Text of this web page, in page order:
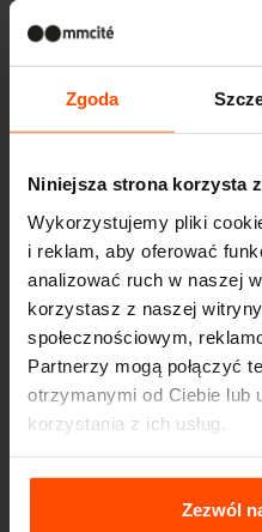
Zgoda
Niniejsza strona korzysta
Wykorzystujemy pliki
i reklam, aby oferować
analizować ruch w naszej
korzystasz z naszej
społecznościowym,
Partnerzy mogą połączyć
otrzymanymi od Ciebie lub
korzystania z ich usług.
Więcej informacji można
Relating to the
Zezwól